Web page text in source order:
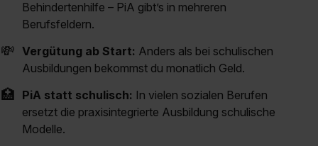
Behindertenhilfe – PiA gibt’s in mehreren
Berufsfeldern.
💸 Vergütung ab Start: Anders als bei schulischen
Ausbildungen bekommst du monatlich Geld.
🏥 PiA statt schulisch: In vielen sozialen Berufen
ersetzt die praxisintegrierte Ausbildung schulische
Modelle.